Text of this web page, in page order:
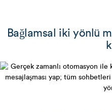
Bağlamsal iki yönlü